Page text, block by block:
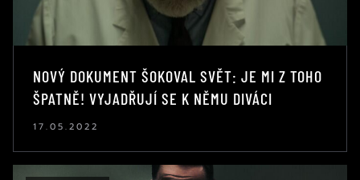
NOVÝ DOKUMENT ŠOKOVAL SVĚT: JE MI Z TOHO
ŠPATNĚ! VYJADŘUJÍ SE K NĚMU DIVÁCI
17.05.2022